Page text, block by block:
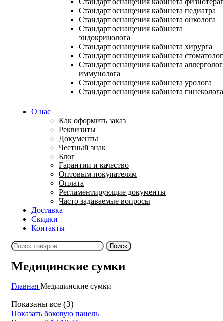
Стандарт оснащения кабинета педиатра
Стандарт оснащения кабинета онколога
Стандарт оснащения кабинета
эндокринолога
Стандарт оснащения кабинета хирурга
Стандарт оснащения кабинета
Стандарт оснащения кабинета
иммунолога
Стандарт оснащения кабинета уролога
Стандарт оснащения кабинета гинеколога
О нас
Как оформить заказ
Реквизиты
Документы
Честный знак
Блог
Гарантии и качество
Оптовым покупателям
Оплата
Регламентирующие документы
Часто задаваемые вопросы
Доставка
Скидки
Контакты
Поиск
Медицинские сумки
Главная Медицинские сумки
Показаны все (3)
Показать боковую панель